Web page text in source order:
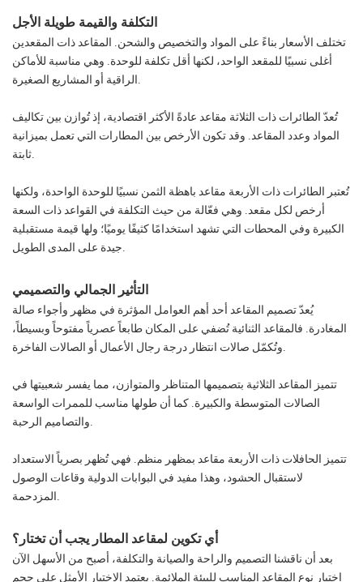
التكلفة والقيمة طويلة الأجل
تختلف الأسعار بناءً على المواد والتخصيص والشحن. المقاعد ذات المقعدين
أغلى نسبيًا للمقعد الواحد، لكنها أقل تكلفة للوحدة. وهي مناسبة للأماكن
تُعدّ الطائرات ذات الثلاثة مقاعد عادةً الأكثر اقتصادية، إذ تُوازن بين تكاليف
المواد وعدد المقاعد. وقد تكون الأرخص بين المطارات التي تعمل بميزانية
تُعتبر الطائرات ذات الأربعة مقاعد باهظة الثمن نسبيًا للوحدة الواحدة، ولكنها
أرخص لكل مقعد. وهي فعّالة من حيث التكلفة في القواعد ذات السعة
الكبيرة وفي المحطات التي تشهد استخدامًا كثيفًا يوميًا؛ ولها قيمة مستقبلية
التأثير الجمالي والتصميمي
يُعدّ تصميم المقاعد أحد أهم العوامل المؤثرة في مظهر وأجواء صالة
المغادرة. فالمقاعد الثنائية تُضفي على المكان طابعاً عصرياً مفتوحاً وبسيطاً،
تتميز المقاعد الثلاثية بتصميمها المتناظر والمتوازن، مما يفسر شعبيتها في
الصالات المتوسطة والكبيرة. كما أن طولها مناسب للممرات الواسعة
تتميز الحافلات ذات الأربعة مقاعد بمظهر منظم. فهي تُظهر بصرياً الاستعداد
لاستقبال الحشود، وهذا مفيد في البوابات الدولية وقاعات الوصول
أي تكوين لمقاعد المطار يجب أن تختار؟
بعد أن ناقشنا التصميم والراحة والصيانة والتكلفة، أصبح من الأسهل الآن
اختيار نوع المقاعد المناسب للبيئة الملائمة. يعتمد الاختيار الأمثل على حجم